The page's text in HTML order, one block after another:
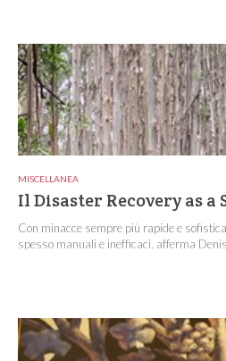
MISCELLANEA
Il Disaster Recovery as
Con minacce sempre più rapide e
spesso manuali e inefficaci, afferma